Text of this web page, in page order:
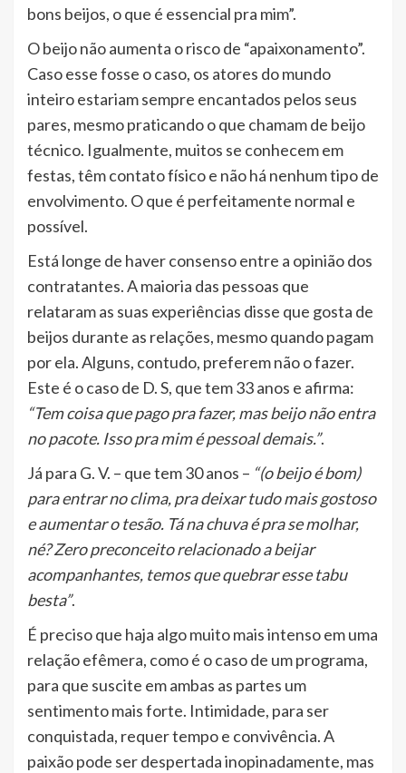
bons beijos, o que é essencial pra mim”.
O beijo não aumenta o risco de “apaixonamento”.
Caso esse fosse o caso, os atores do mundo
inteiro estariam sempre encantados pelos seus
pares, mesmo praticando o que chamam de beijo
técnico. Igualmente, muitos se conhecem em
festas, têm contato físico e não há nenhum tipo de
envolvimento. O que é perfeitamente normal e
possível.
Está longe de haver consenso entre a opinião dos
contratantes. A maioria das pessoas que
relataram as suas experiências disse que gosta de
beijos durante as relações, mesmo quando pagam
por ela. Alguns, contudo, preferem não o fazer.
Este é o caso de D. S, que tem 33 anos e afirma:
“Tem coisa que pago pra fazer, mas beijo não entra
no pacote. Isso pra mim é pessoal demais.”.
Já para G. V. – que tem 30 anos – “(o beijo é bom)
para entrar no clima, pra deixar tudo mais gostoso
e aumentar o tesão. Tá na chuva é pra se molhar,
né? Zero preconceito relacionado a beijar
acompanhantes, temos que quebrar esse tabu
besta”.
É preciso que haja algo muito mais intenso em uma
relação efêmera, como é o caso de um programa,
para que suscite em ambas as partes um
sentimento mais forte. Intimidade, para ser
conquistada, requer tempo e convivência. A
paixão pode ser despertada inopinadamente, mas